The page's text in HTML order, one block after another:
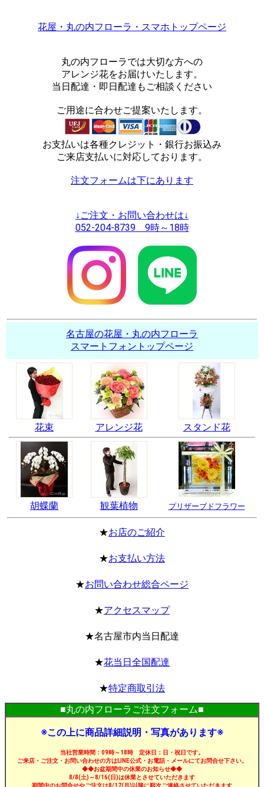
花屋・丸の内フローラ・スマホトップページ
丸の内フローラでは大切な方への
アレンジ花をお届けいたします。
当日配達・即日配達もご相談ください
ご用途に合わせご提案いたします。
お支払いは各種クレジット・銀行お振込み
ご来店支払いに対応しております。
注文フォームは下にあります
↓ご注文・お問い合わせは↓
052-204-8739 9時～18時
名古屋の花屋・丸の内フローラ
スマートフォントップページ
花束 アレンジ花 スタンド花
胡蝶蘭 観葉植物 プリザーブドフラワー
★お店のご紹介
★お支払い方法
★お問い合わせ総合ページ
★アクセスマップ
★名古屋市内当日配達
★花当日全国配達
★特定商取引法
■丸の内フローラご注文フォーム■
※この上に商品詳細説明・写真があります※
当社営業時間：09時～18時 定休日：日・祝日です。
ご来店・ご注文・お問い合わせの方はLINE公式・お電話・メールにてお問合せ下さい。
◆◆お盆期間中の休業のお知らせ◆◆
8/8(土)～8/16(日)は休業とさせていただきます
期間中のお問合せやご注文は8/17(月)以降に順次ご連絡させていただきます